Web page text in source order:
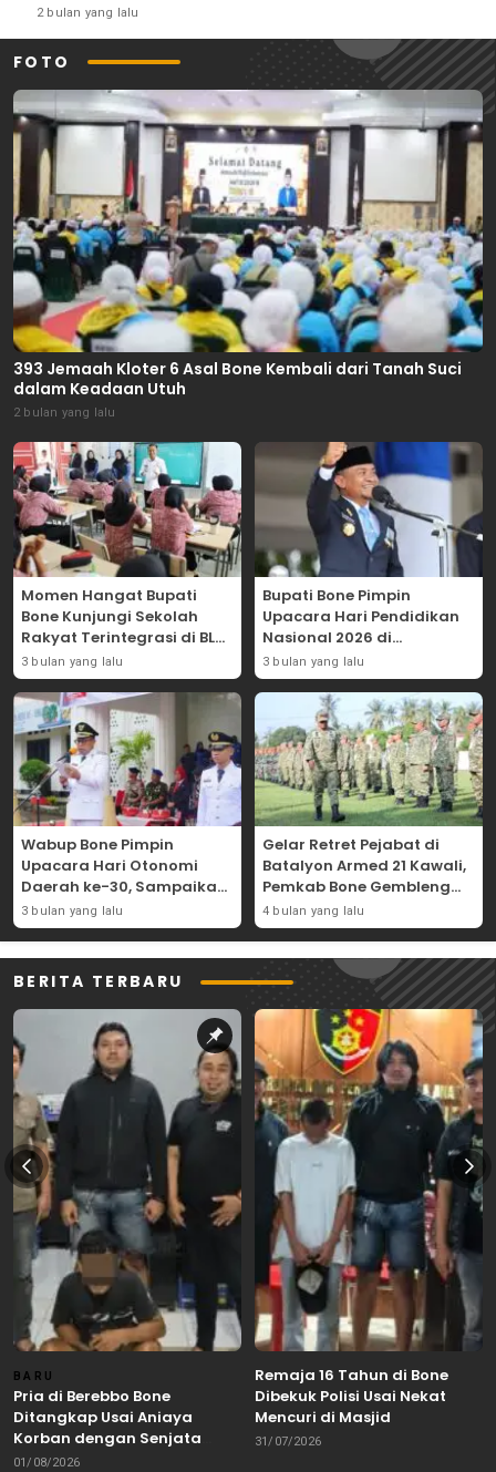
2 bulan yang lalu
FOTO
393 Jemaah Kloter 6 Asal Bone Kembali dari Tanah Suci
dalam Keadaan Utuh
2 bulan yang lalu
Momen Hangat Bupati
Bone Kunjungi Sekolah
Rakyat Terintegrasi di BLK
Bajoe
3 bulan yang lalu
Bupati Bone Pimpin
Upacara Hari Pendidikan
Nasional 2026 di
Lapangan Merdeka
3 bulan yang lalu
Wabup Bone Pimpin
Upacara Hari Otonomi
Daerah ke-30, Sampaikan
Amanat Mendagri
Wujudkan Asta Cita
3 bulan yang lalu
Gelar Retret Pejabat di
Batalyon Armed 21 Kawali,
Pemkab Bone Gembleng
Kedisiplinan Camat dan
Pimpinan OPD
4 bulan yang lalu
BERITA TERBARU
BARU
Pria di Berebbo Bone
Ditangkap Usai Aniaya
Korban dengan Senjata
Tajam
01/08/2026
Remaja 16 Tahun di Bone
Dibekuk Polisi Usai Nekat
Mencuri di Masjid
31/07/2026